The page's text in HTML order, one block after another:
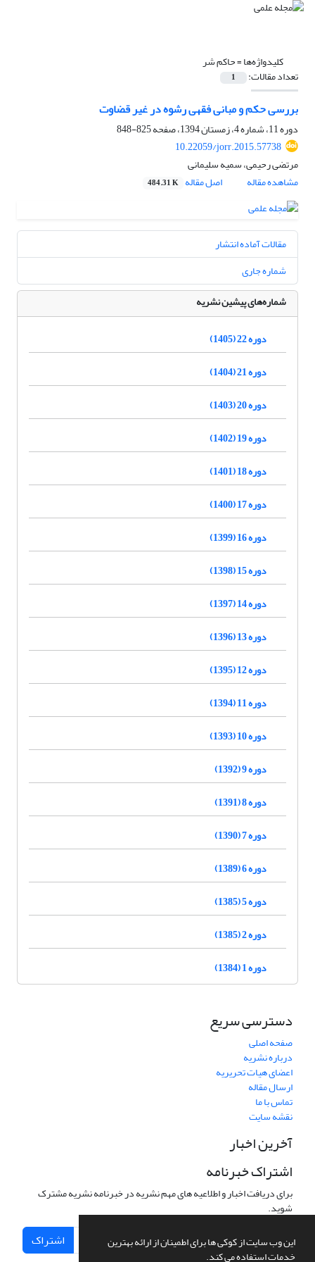
این وب سایت از کوکی ها برای اطمینان از ارائه بهترین
خدمات استفاده می کند.
کلیدواژه‌ها =حاکم شر
تعداد مقالات: 1
بررسی حکم و مبانی فقهی رشوه در غیر قضاوت
دوره 11، شماره 4، زمستان 1394، صفحه
825-848
10.22059/jorr.2015.57738
مرتضی رحیمی، سمیه سلیمانی
مشاهده مقاله
اصل مقاله 484.31 K
مقالات آماده انتشار
شماره جاری
شماره‌های پیشین نشریه
دوره 22 (1405)
دوره 21 (1404)
دوره 20 (1403)
دوره 19 (1402)
دوره 18 (1401)
دوره 17 (1400)
دوره 16 (1399)
دوره 15 (1398)
دوره 14 (1397)
دوره 13 (1396)
دوره 12 (1395)
دوره 11 (1394)
دوره 10 (1393)
دوره 9 (1392)
دوره 8 (1391)
دوره 7 (1390)
دوره 6 (1389)
دوره 5 (1385)
دوره 2 (1385)
دوره 1 (1384)
دسترسی سریع
صفحه اصلی
درباره نشریه
اعضای هیات تحریریه
ارسال مقاله
تماس با ما
نقشه سایت
آخرین اخبار
اشتراک خبرنامه
برای دریافت اخبار و اطلاعیه های مهم نشریه در خبرنامه نشریه مشترک
شوید.
اشتراک